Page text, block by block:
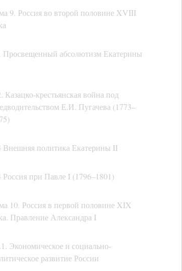
9. Россия во второй половине XVIII
Просвещенный абсолютизм Екатерины
Казацко-крестьянская война под
Е.И. Пугачева (1773–
Внешняя политика Екатерины II
Россия при Павле I (1796–1801)
10. Россия в первой половине XIX
Правление Александра I
Экономическое и социально-
развитие России